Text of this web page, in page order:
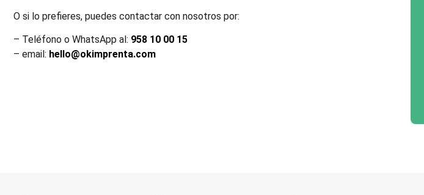
O si lo prefieres, puedes contactar con nosotros por:
– Teléfono o WhatsApp al: 958 10 00 15
– email: hello@okimprenta.com